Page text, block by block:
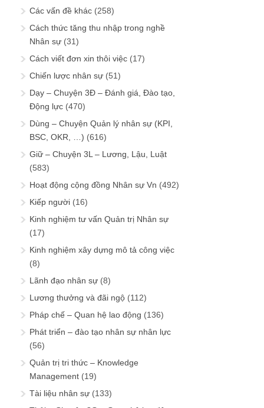
Các vấn đề khác (258)
Cách thức tăng thu nhập trong nghề
Nhân sự (31)
Cách viết đơn xin thôi việc (17)
Chiến lược nhân sự (51)
Dạy – Chuyện 3Đ – Đánh giá, Đào tạo,
Động lực (470)
Dùng – Chuyện Quản lý nhân sự (KPI,
BSC, OKR, …) (616)
Giữ – Chuyện 3L – Lương, Lậu, Luật
(583)
Hoạt động cộng đồng Nhân sự Vn (492)
Kiếp người (16)
Kinh nghiệm tư vấn Quản trị Nhân sự
(17)
Kinh nghiệm xây dựng mô tả công việc
(8)
Lãnh đạo nhân sự (8)
Lương thưởng và đãi ngộ (112)
Pháp chế – Quan hệ lao động (136)
Phát triển – đào tạo nhân sự nhân lực
(56)
Quản trị tri thức – Knowledge
Management (19)
Tài liệu nhân sự (133)